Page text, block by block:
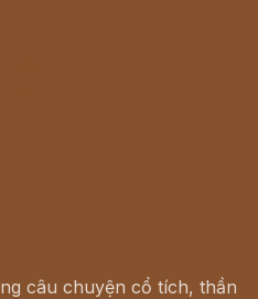
câu chuyện cổ tích, thần